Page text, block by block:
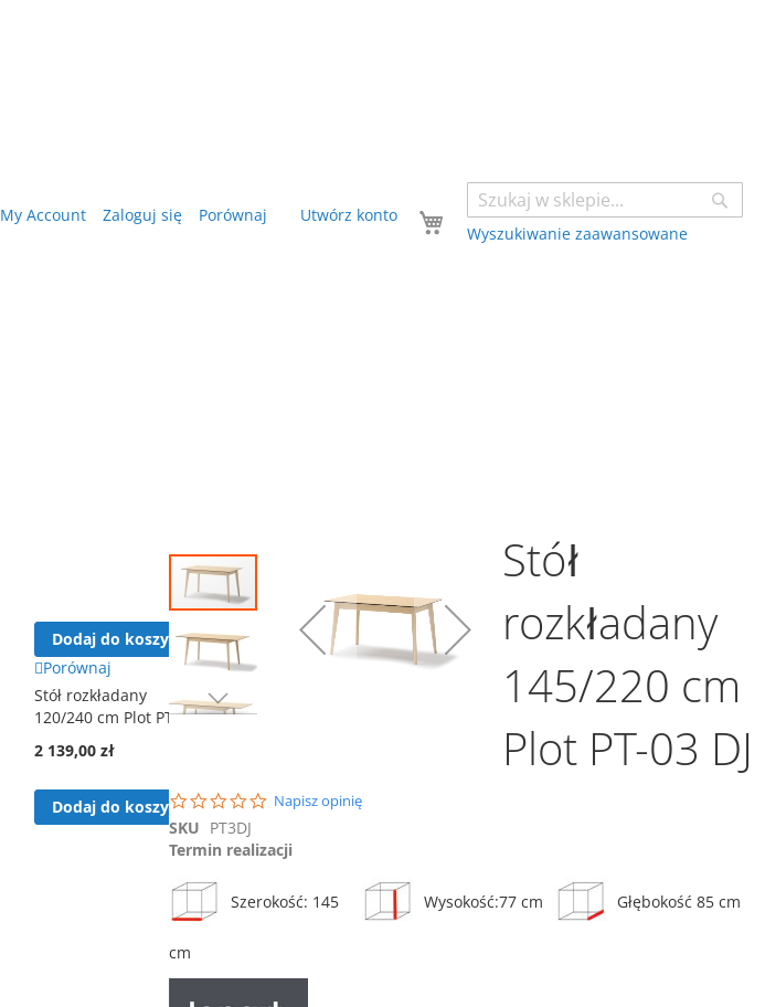
Wyszukiwanie zaawansowane
Twój koszyk
My Account Zaloguj się Porównaj Utwórz konto
Przejdź
na
koniec
galerii
Przejdź
galerii
Stół
rozkładany
145/220 cm
Plot PT-03 DJ
0.0
Napisz opinię
SKU PT3DJ
Termin realizacji
Szerokość: 145
cm
Wysokość:77 cm Głębokość 85 cm
Dodaj do koszyka
Porównaj
Stół rozkładany
120/240 cm Plot PT-04
2 139,00 zł
Dodaj do koszyka Porównaj
Dodaj do koszyka
Porównaj
Stół rozkładany 90/210